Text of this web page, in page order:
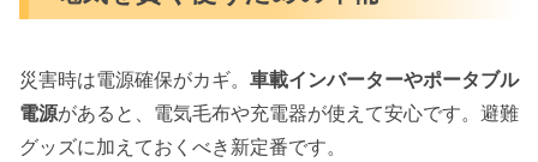
災害時は電源確保がカギ。 車載インバーターやポータブル
電源があると、電気毛布や充電器が使えて安心です。避難
グッズに加えておくべき新定番です。